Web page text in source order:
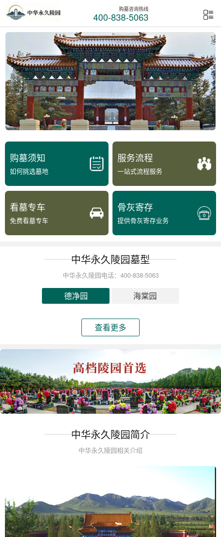
购墓咨询热线
400-838-5063
购墓须知
如何挑选墓地
服务流程
一站式流程服务
看墓专车
免费看墓专车
骨灰寄存
提供骨灰寄存业务
中华永久陵园墓型
中华永久陵园电话：400-838-5063
德净园 海棠园
查看更多
中华永久陵园简介
中华永久陵园相关介绍